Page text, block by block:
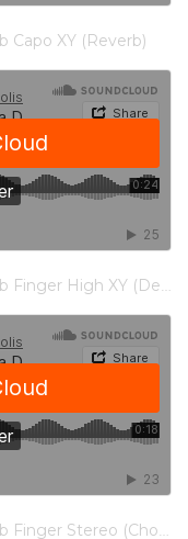
Capo XY (Reverb)
High XY (Delay)
Stereo (Chorus)